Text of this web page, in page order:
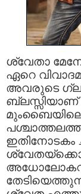
ശ്വേതാ
ഏറെ
അവരുടെ
ബ്ലസ്സിയാണ്
മുംബൈയിലെ
ഇതിനോടകം